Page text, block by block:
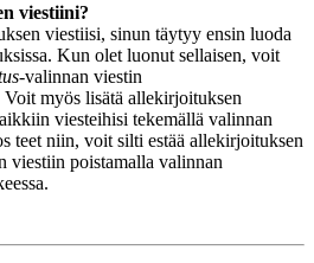
viestiini?
viestiisi, sinun täytyy ensin luoda
Kun olet luonut sellaisen, voit
-valinnan viestin
myös lisätä allekirjoituksen
viesteihisi tekemällä valinnan
teet niin, voit silti estää allekirjoituksen
viestiin poistamalla valinnan